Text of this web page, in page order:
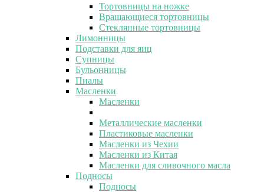
Тортовницы на ножке
Вращающиеся тортовницы
Стеклянные тортовницы
Лимонницы
Подставки для яиц
Супницы
Бульонницы
Пиалы
Масленки
Масленки
Металлические масленки
Пластиковые масленки
Масленки из Чехии
Масленки из Китая
Масленки для сливочного масла
Подносы
Подносы